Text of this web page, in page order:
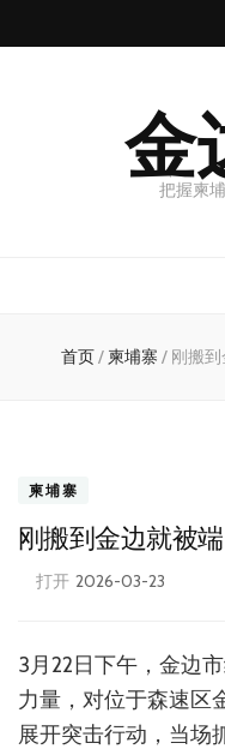
金
把握柬
首页/ 柬埔寨 / 刚搬
柬埔寨
刚搬到金边就被
打开 2026-03-23
3月22日下午，金边
力量，对位于森速区
展开突击行动，当场